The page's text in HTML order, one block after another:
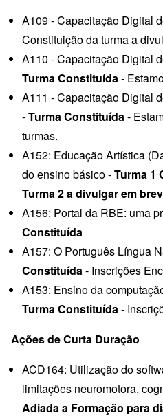
A109 - Capacitação Digital
Constituição da turma a
A110 - Capacitação Digital
Turma Constituída-
A111 - Capacitação Digital
-Turma Constituída-
turmas.
A152: Educação Artística
do ensino básico -Turma 1
Turma 2 a divulgar em
A156: Portal da RBE: uma
Constituída
A157: O Português Língua
Constituída- Inscrições
A153: Ensino da
Turma Constituída-
Ações de Curta Duração
ACD164: Utilização do
limitações neuromotora,
Adiada a Formação para